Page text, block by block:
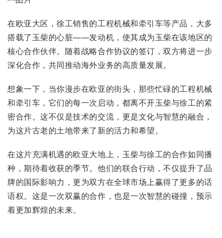
在欧亚大区，徐工销售的工程机械和牵引车等产品，大多
搭载了玉柴的心脏——发动机，使其成为玉柴在该地区的
核心合作伙伴。随着战略合作协议的签订，双方将进一步
深化合作，共同推动海外业务的高质量发展。
想象一下，当你漫步在欧亚的街头，那些忙碌的工程机械
和牵引车，它们的每一次启动，都离不开玉柴与徐工的紧
密合作。这不仅是技术的交流，更是文化与智慧的融合，
为这片古老的土地带来了新的活力和希望。
在这片充满机遇的欧亚大地上，玉柴与徐工的合作如同播
种，期待着收获的季节。他们的联合行动，不仅提升了品
牌的国际影响力，更为双方在全球市场上赢得了更多的话
语权。这是一次双赢的合作，也是一次智慧的碰撞，预示
着更加辉煌的未来。